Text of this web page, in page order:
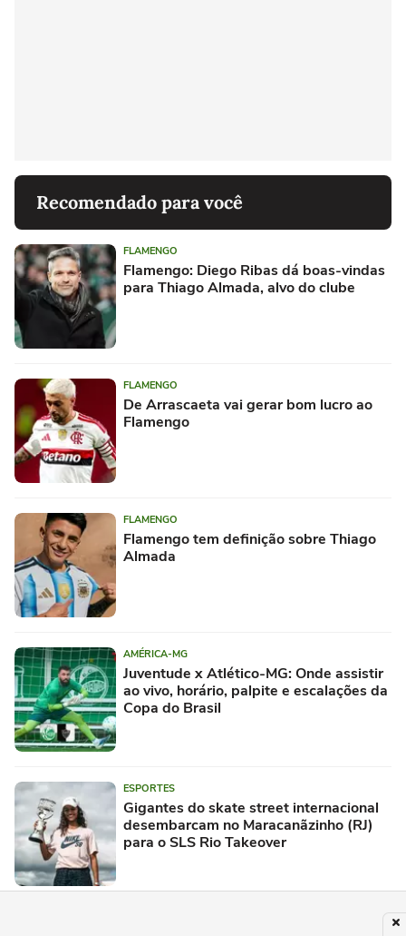
Recomendado para você
FLAMENGO
Flamengo: Diego Ribas dá boas-vindas
para Thiago Almada, alvo do clube
FLAMENGO
De Arrascaeta vai gerar bom lucro ao
Flamengo
FLAMENGO
Flamengo tem definição sobre Thiago
Almada
AMÉRICA-MG
Juventude x Atlético-MG: Onde assistir
ao vivo, horário, palpite e escalações da
Copa do Brasil
ESPORTES
Gigantes do skate street internacional
desembarcam no Maracanãzinho (RJ)
para o SLS Rio Takeover